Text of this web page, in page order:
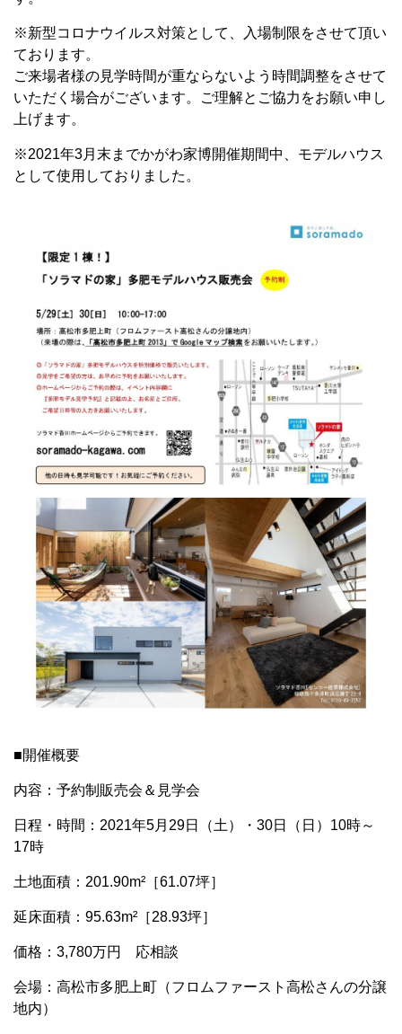
※新型コロナウイルス対策として、入場制限をさせて頂い
ております。
ご来場者様の見学時間が重ならないよう時間調整をさせて
いただく場合がございます。ご理解とご協力をお願い申し
上げます。
※2021年3月末までかがわ家博開催期間中、モデルハウス
として使用しておりました。
■開催概要
内容：予約制販売会＆見学会
日程・時間：2021年5月29日（土）・30日（日）10時～
17時
土地面積：201.90m²［61.07坪］
延床面積：95.63m²［28.93坪］
価格：3,780万円 応相談
会場：高松市多肥上町（フロムファースト高松さんの分譲
地内）